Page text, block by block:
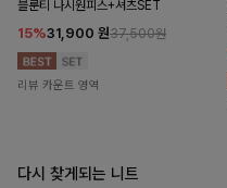
블룬티 나시원피스+셔츠SET
15%31,900 원37,500원
리뷰 카운트 영역
다시 찾게되는 니트